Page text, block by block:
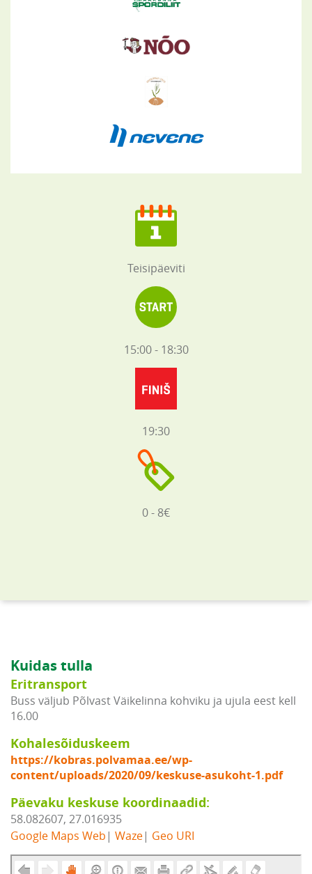
Teisipäeviti
15:00 - 18:30
19:30
0 - 8€
Kuidas tulla
Eritransport
Buss väljub Põlvast Väikelinna kohviku ja ujula eest kell
16.00
Kohalesõiduskeem
https://kobras.polvamaa.ee/wp-
content/uploads/2020/09/keskuse-asukoht-1.pdf
Päevaku keskuse koordinaadid:
58.082607, 27.016935
Google Maps Web | Waze| Geo URI